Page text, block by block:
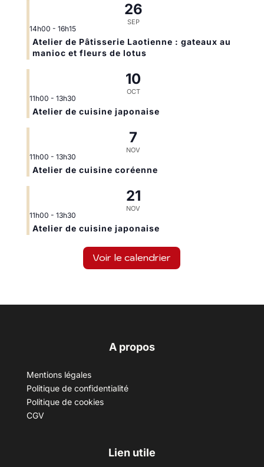
26
SEP
14h00 - 16h15
Atelier de Pâtisserie Laotienne : gateaux au
manioc et fleurs de lotus
10
OCT
11h00 - 13h30
Atelier de cuisine japonaise
7
NOV
11h00 - 13h30
Atelier de cuisine coréenne
21
NOV
11h00 - 13h30
Atelier de cuisine japonaise
Voir le calendrier
A propos
Mentions légales
Politique de confidentialité
Politique de cookies
CGV
Lien utile